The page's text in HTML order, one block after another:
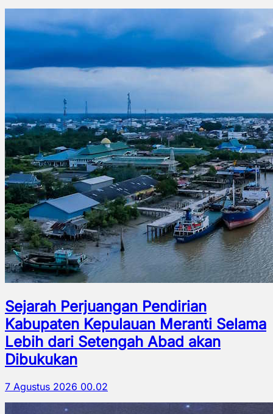
Sejarah Perjuangan Pendirian
Kabupaten Kepulauan Meranti Selama
Lebih dari Setengah Abad akan
Dibukukan
7 Agustus 2026 00.02